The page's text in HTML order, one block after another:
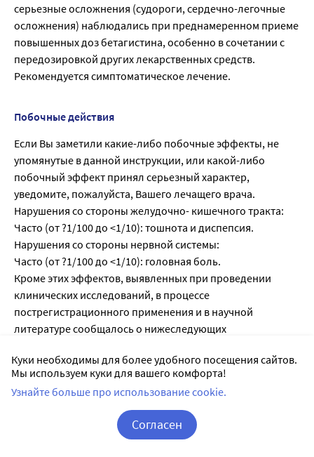
серьезные осложнения (судороги, сердечно-легочные
осложнения) наблюдались при преднамеренном приеме
повышенных доз бетагистина, особенно в сочетании с
передозировкой других лекарственных средств.
Рекомендуется симптоматическое лечение.
Побочные действия
Если Вы заметили какие-либо побочные эффекты, не
упомянутые в данной инструкции, или какой-либо
побочный эффект принял серьезный характер,
уведомите, пожалуйста, Вашего лечащего врача.
Нарушения со стороны желудочно- кишечного тракта:
Часто (от ?1/100 до <1/10): тошнота и диспепсия.
Нарушения со стороны нервной системы:
Часто (от ?1/100 до <1/10): головная боль.
Кроме этих эффектов, выявленных при проведении
клинических исследований, в процессе
пострегистрационного применения и в научной
литературе сообщалось о нижеследующих
недостаточно, чтобы оценить их частоту.
Нарушения со стороны иммунной системы:
реакция гиперчувствительности, в том числе
анафилактическая реакция.
Нарушения со стороны желудочно-кишечного тракта:
Куки необходимы для более удобного посещения сайтов.
Мы используем куки для вашего комфорта!
Узнайте больше про использование cookie.
Согласен